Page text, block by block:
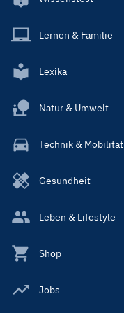
Lernen & Familie
Lexika
Natur & Umwelt
Technik & Mobilität
Gesundheit
Leben & Lifestyle
Shop
Jobs